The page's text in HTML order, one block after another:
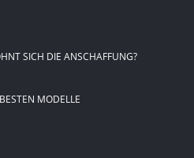
SICH DIE ANSCHAFFUNG?
MODELLE